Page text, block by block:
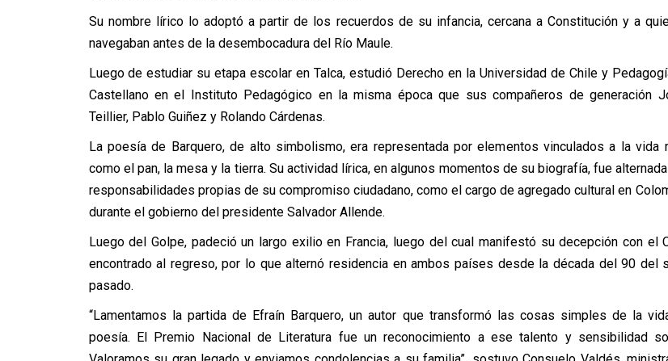
Su nombre lírico lo adoptó a partir de los recuerdos de su infancia, cercana a Constitución y a
navegaban antes de la desembocadura del Río Maule.
Luego de estudiar su etapa escolar en Talca, estudió Derecho en la Universidad de Chile y
Castellano en el Instituto Pedagógico en la misma época que sus compañeros de generación
Teillier, Pablo Guiñez y Rolando Cárdenas.
La poesía de Barquero, de alto simbolismo, era representada por elementos vinculados a la vida
como el pan, la mesa y la tierra. Su actividad lírica, en algunos momentos de su biografía, fue
responsabilidades propias de su compromiso ciudadano, como el cargo de agregado cultural en
durante el gobierno del presidente Salvador Allende.
Luego del Golpe, padeció un largo exilio en Francia, luego del cual manifestó su decepción con el
encontrado al regreso, por lo que alternó residencia en ambos países desde la década del 90 del
pasado.
“Lamentamos la partida de Efraín Barquero, un autor que transformó las cosas simples de la
poesía. El Premio Nacional de Literatura fue un reconocimiento a ese talento y sensibilidad